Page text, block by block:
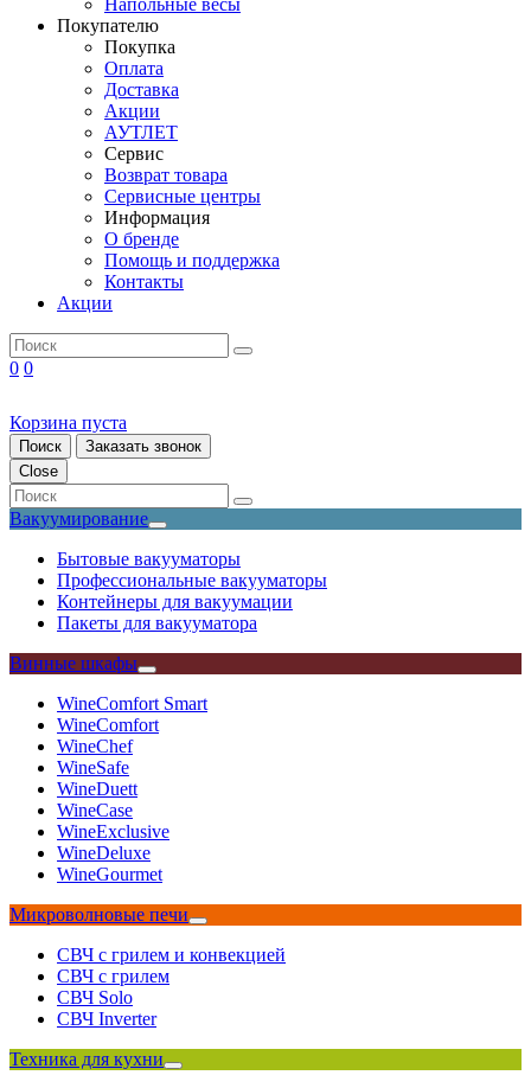
Напольные весы
Покупателю
Покупка
Оплата
Доставка
Акции
АУТЛЕТ
Сервис
Возврат товара
Сервисные центры
Информация
О бренде
Помощь и поддержка
Контакты
Акции
0 0
Корзина пуста
Поиск
Заказать звонок
Close
Вакуумирование
Бытовые вакууматоры
Профессиональные вакууматоры
Контейнеры для вакуумации
Пакеты для вакууматора
Винные шкафы
WineComfort Smart
WineComfort
WineChef
WineSafe
WineDuett
WineCase
WineExclusive
WineDeluxe
WineGourmet
Микроволновые печи
СВЧ с грилем и конвекцией
СВЧ с грилем
СВЧ Solo
СВЧ Inverter
Техника для кухни